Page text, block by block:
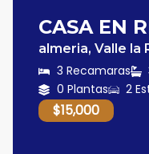
CASA EN
almeria, Valle la
3 Recamaras
0 Plantas
2
$15,000